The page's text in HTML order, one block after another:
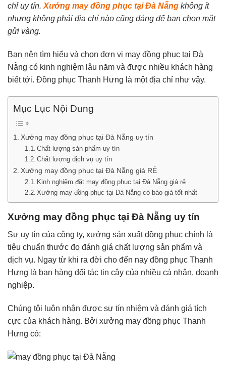
chỉ uy tín. Xưởng may đồng phục tại Đà Nẵng không ít
nhưng không phải địa chỉ nào cũng đáng để bạn chọn mặt
gửi vàng.
Bạn nên tìm hiểu và chọn đơn vị may đồng phục tại Đà
Nẵng có kinh nghiệm lâu năm và được nhiều khách hàng
biết tới. Đồng phục Thanh Hưng là một địa chỉ như vậy.
Mục Lục Nội Dung
Xưởng may đồng phục tại Đà Nẵng uy tín
Chất lượng sản phẩm uy tín
Chất lượng dịch vụ uy tín
Xưởng may đồng phục tại Đà Nẵng giá RẺ
Kinh nghiệm đặt may đồng phục tại Đà Nẵng giá rẻ
Xưởng may đồng phục tại Đà Nẵng có báo giá tốt nhất
Xưởng may đồng phục tại Đà Nẵng uy tín
Sự uy tín của công ty, xưởng sản xuất đồng phục chính là
tiêu chuẩn thước đo đánh giá chất lượng sản phẩm và
dịch vụ. Ngay từ khi ra đời cho đến nay đồng phục Thanh
Hưng là bạn hàng đối tác tin cậy của nhiều cá nhân, doanh
nghiệp.
Chúng tôi luôn nhận được sự tín nhiệm và đánh giá tích
cực của khách hàng. Bởi xưởng may đồng phục Thanh
Hưng có: